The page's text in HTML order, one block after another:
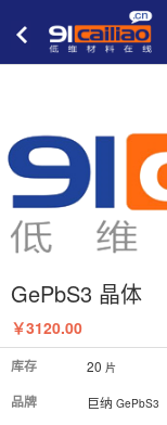
低维材料在线
GePbS3 晶体
￥3120.00
库存 20 片
品牌 巨纳 GePbS3